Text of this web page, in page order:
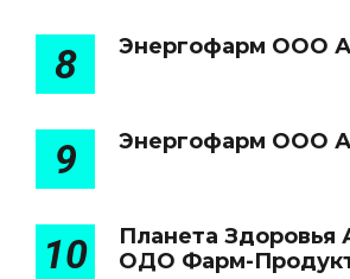
8 Энергофарм ООО
9 Энергофарм ООО
10
Планета Здоровья
ОДО Фарм-